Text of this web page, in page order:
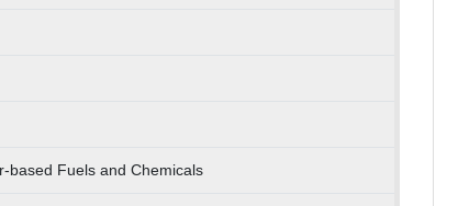
based Fuels and Chemicals